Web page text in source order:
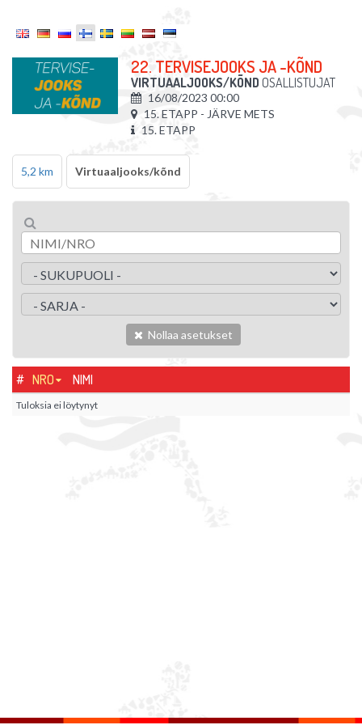
22. TERVISEJOOKS JA -KÕND
VIRTUAALJOOKS/KÕND OSALLISTUJAT
16/08/2023 00:00
15. ETAPP - JÄRVE METS
15. ETAPP
5,2 km Virtuaaljooks/kõnd
Nollaa asetukset
# NRO NIMI
Tuloksia ei löytynyt